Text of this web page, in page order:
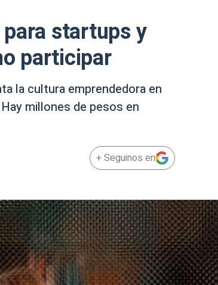
startups y
participar
la cultura emprendedora en
millones de pesos en
+ Seguinos en